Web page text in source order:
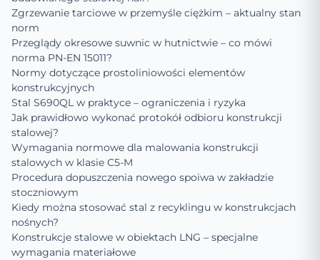
Zgrzewanie tarciowe w przemyśle ciężkim – aktualny stan
norm
Przeglądy okresowe suwnic w hutnictwie – co mówi
norma PN-EN 15011?
Normy dotyczące prostoliniowości elementów
konstrukcyjnych
Stal S690QL w praktyce – ograniczenia i ryzyka
Jak prawidłowo wykonać protokół odbioru konstrukcji
stalowej?
Wymagania normowe dla malowania konstrukcji
stalowych w klasie C5-M
Procedura dopuszczenia nowego spoiwa w zakładzie
stoczniowym
Kiedy można stosować stal z recyklingu w konstrukcjach
nośnych?
Konstrukcje stalowe w obiektach LNG – specjalne
wymagania materiałowe